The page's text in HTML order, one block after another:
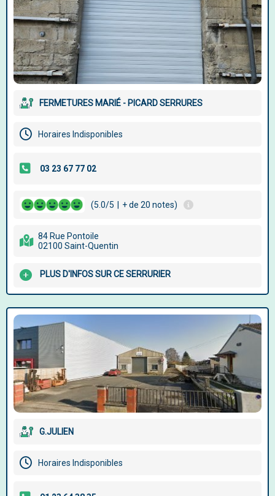
FERMETURES MARIÉ - PICARD SERRURES
Horaires Indisponibles
(5.0/5 + de 20 notes)
84 Rue Pontoile
02100 Saint-Quentin
PLUS D'INFOS SUR CE SERRURIER
G.JULIEN
Horaires Indisponibles